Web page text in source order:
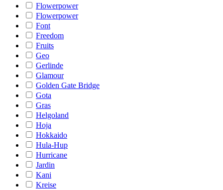
Flowerpower
Flowerpower
Font
Freedom
Fruits
Geo
Gerlinde
Glamour
Golden Gate Bridge
Gota
Gras
Helgoland
Hoja
Hokkaido
Hula-Hup
Hurricane
Jardin
Kani
Kreise